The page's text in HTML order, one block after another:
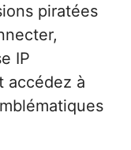
piratées
IP
accédez à